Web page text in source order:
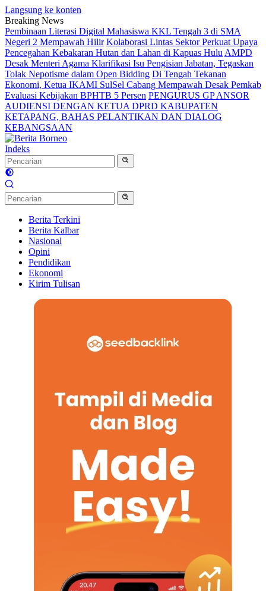
Langsung ke konten
Breaking News
Pembinaan Literasi Digital Mahasiswa KKL Tengah 3 di SMA
Negeri 2 Mempawah Hilir Kolaborasi Lintas Sektor Perkuat Upaya
Pencegahan Kebakaran Hutan dan Lahan di Kapuas Hulu AMPD
Desak Menteri Agama Klarifikasi Isu Pengisian Jabatan, Tegaskan
Tolak Nepotisme dalam Open Bidding Di Tengah Tekanan
Ekonomi, Ketua IKAMI SulSel Cabang Mempawah Desak Pemkab
Evaluasi Kebijakan BPHTB 5 Persen PENGURUS GP ANSOR
AUDIENSI DENGAN KETUA DPRD KABUPATEN
KETAPANG, BAHAS PELANTIKAN DAN DIALOG
KEBANGSAAN
Indeks
Berita Terkini
Berita Kalbar
Nasional
Opini
Pendidikan
Ekonomi
Kirim Tulisan